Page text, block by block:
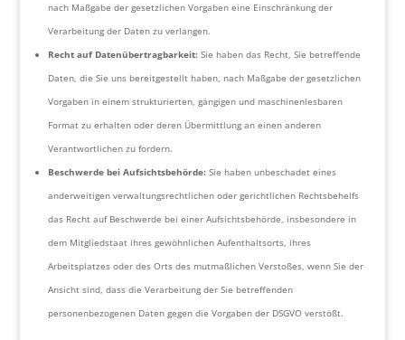
nach Maßgabe der gesetzlichen Vorgaben eine Einschränkung der
Verarbeitung der Daten zu verlangen.
Recht auf Datenübertragbarkeit:Sie haben das Recht, Sie betreffende
Daten, die Sie uns bereitgestellt haben, nach Maßgabe der gesetzlichen
Vorgaben in einem strukturierten, gängigen und maschinenlesbaren
Format zu erhalten oder deren Übermittlung an einen anderen
Verantwortlichen zu fordern.
Beschwerde bei Aufsichtsbehörde:Sie haben unbeschadet eines
anderweitigen verwaltungsrechtlichen oder gerichtlichen Rechtsbehelfs
das Recht auf Beschwerde bei einer Aufsichtsbehörde, insbesondere in
dem Mitgliedstaat ihres gewöhnlichen Aufenthaltsorts, ihres
Arbeitsplatzes oder des Orts des mutmaßlichen Verstoßes, wenn Sie der
Ansicht sind, dass die Verarbeitung der Sie betreffenden
personenbezogenen Daten gegen die Vorgaben der DSGVO verstößt.